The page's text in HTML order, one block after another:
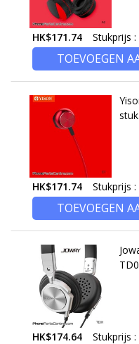
HK$171.74 Stukprijs
TOEVOEGEN
HK$171.74 Stukprijs
TOEVOEGEN
HK$174.64 Stukprijs